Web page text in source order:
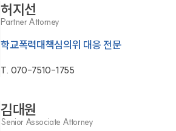
허지선
Partner Attorney
학교폭력대책심의위 대응 전문
T. 070-7510-1755
김대원
Senior Associate Attorney